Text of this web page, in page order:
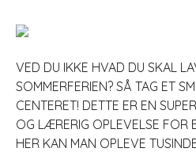
VED DU IKKE HVAD DU SKAL
SOMMERFERIEN? SÅ TAG ET
CENTERET! DETTE ER EN
OG LÆRERIG OPLEVELSE FOR
HER KAN MAN OPLEVE